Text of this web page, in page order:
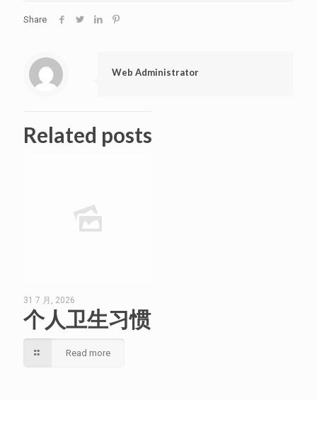
Share
Web Administrator
Related posts
31 7 月, 2026
个人卫生习惯
Read more